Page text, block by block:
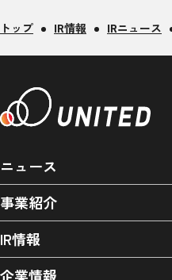
トップ IR情報 IRニュース
ニュース
事業紹介
IR情報
企業情報